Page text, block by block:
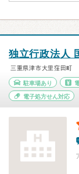
独立行政法人
三重県津市大里窪田町
駐車場あり
電子処方せん対応